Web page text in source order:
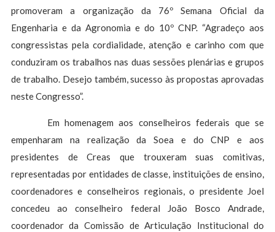
promoveram a organização da 76º Semana Oficial da
Engenharia e da Agronomia e do 10º CNP. “Agradeço aos
congressistas pela cordialidade, atenção e carinho com que
conduziram os trabalhos nas duas sessões plenárias e grupos
de trabalho. Desejo também, sucesso às propostas aprovadas
neste Congresso”.
Em homenagem aos conselheiros federais que se
empenharam na realização da Soea e do CNP e aos
presidentes de Creas que trouxeram suas comitivas,
representadas por entidades de classe, instituições de ensino,
coordenadores e conselheiros regionais, o presidente Joel
concedeu ao conselheiro federal João Bosco Andrade,
coordenador da Comissão de Articulação Institucional do